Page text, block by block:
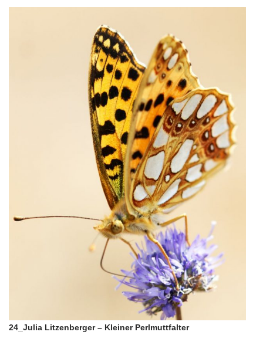
24_Julia Litzenberger – Kleiner Perlmuttfalter